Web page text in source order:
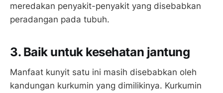
meredakan penyakit-penyakit yang disebabkan
peradangan pada tubuh.
3. Baik untuk kesehatan jantung
Manfaat kunyit satu ini masih disebabkan oleh
kandungan kurkumin yang dimilikinya. Kurkumin